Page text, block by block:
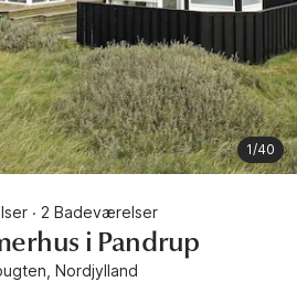
1/40
· 2 Badeværelser
i Pandrup
Nordjylland